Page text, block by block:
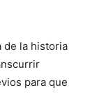
de la historia
para que